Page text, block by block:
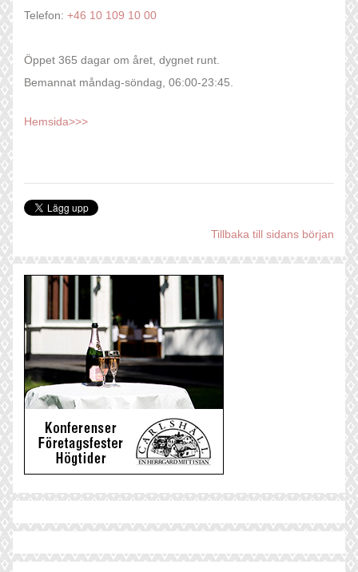
Telefon: +46 10 109 10 00
Öppet 365 dagar om året, dygnet runt.
Bemannat måndag-söndag, 06:00-23:45.
Hemsida>>>
Tillbaka till sidans början